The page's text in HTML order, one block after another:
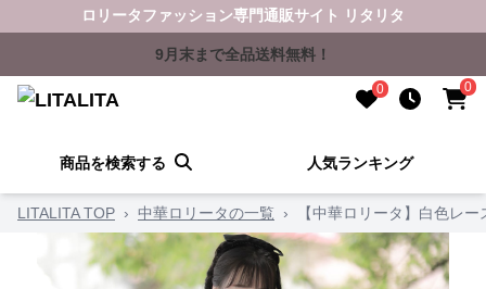
ロリータファッション専門通販サイト リタリタ
9月末まで全品送料無料！
0 0
商品を検索する 人気ランキング
LITALITA TOP › 中華ロリータの一覧 › 【中華ロリータ】白色レ